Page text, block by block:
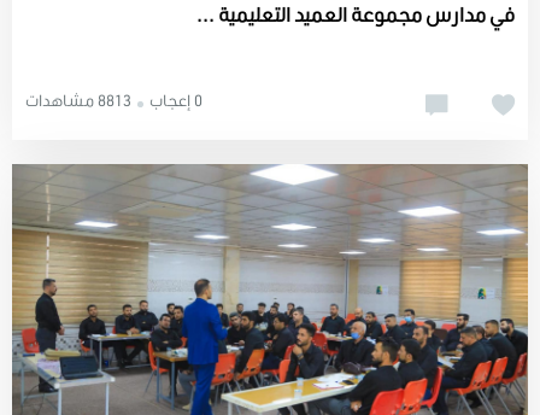
في مدارس مجموعة العميد التعليمية ...
8813 مشاهدات 0 إعجاب